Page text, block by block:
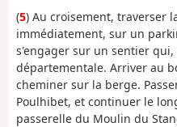
(5) Au croisement, traverser
immédiatement, sur un
s'engager sur un sentier
départementale. Arriver au
cheminer sur la berge.
Poulhibet, et continuer le
passerelle du Moulin du